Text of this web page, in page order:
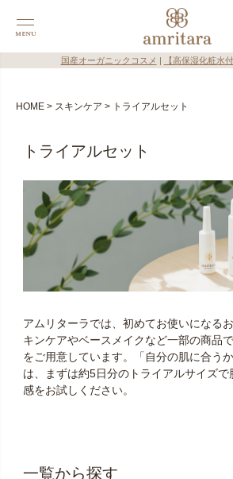
国産オーガニックコスメ 【高保湿化粧水
HOME スキンケア トライアルセット
トライアルセット
アムリターラでは、初めてお使いになる
キンケアやベースメイクなど一部の商品
をご用意しています。「自分の肌に合う
は、まずは約5日分のトライアルサイズで
感をお試しください。